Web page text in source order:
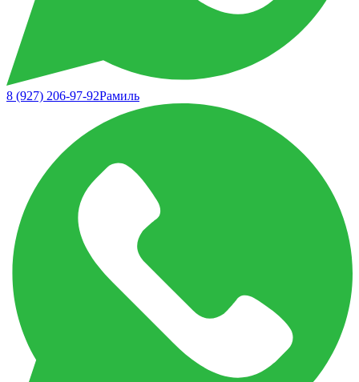
8 (927) 206-97-92Рамиль